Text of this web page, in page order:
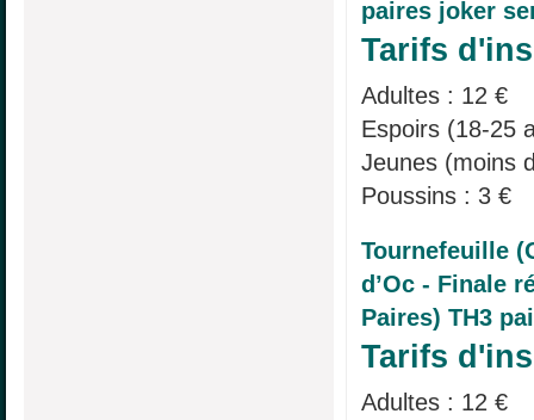
paires joker
Tarifs
Adultes : 12 €
Espoirs (18-25
Jeunes (moins
Poussins : 3 €
Tournefeuille
d’Oc - Finale
Paires) TH3
Tarifs
Adultes : 12 €